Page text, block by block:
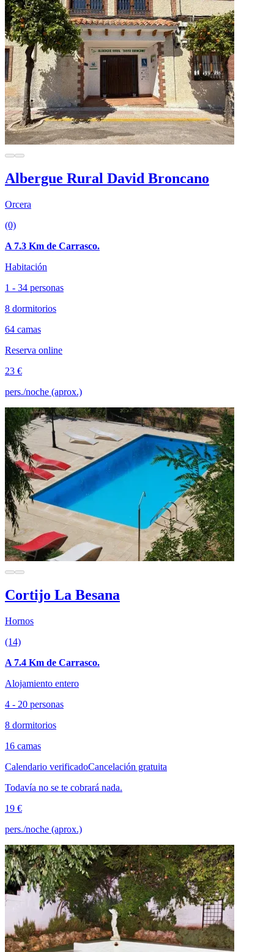
Albergue Rural David Broncano
Orcera
(0)
A 7.3 Km de Carrasco.
Habitación
1 - 34 personas
8 dormitorios
64 camas
Reserva online
23 €
pers./noche (aprox.)
Cortijo La Besana
Hornos
(14)
A 7.4 Km de Carrasco.
Alojamiento entero
4 - 20 personas
8 dormitorios
16 camas
Calendario verificadoCancelación gratuita
Todavía no se te cobrará nada.
19 €
pers./noche (aprox.)